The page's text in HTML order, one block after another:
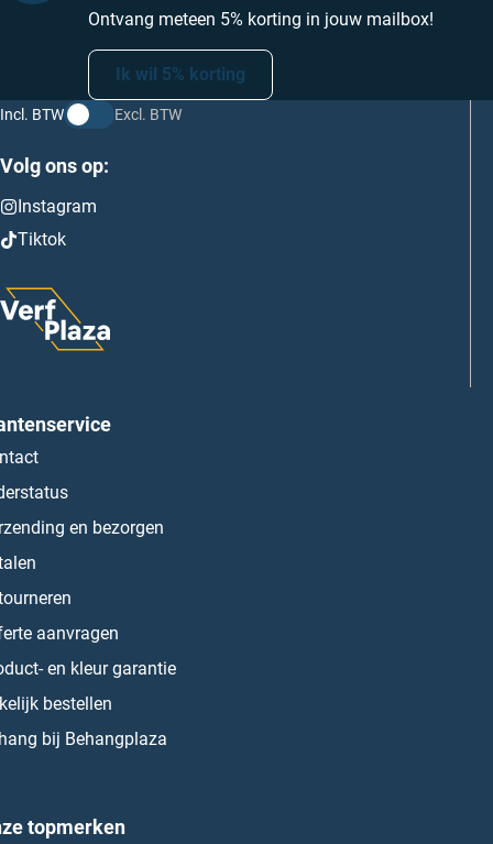
Ontvang meteen 5% korting in jouw mailbox!
Ik wil 5% korting
Incl. BTW Excl. BTW
Volg ons op:
Instagram
Tiktok
en bezorgen
aanvragen
en kleur garantie
bestellen
bij Behangplaza
topmerken